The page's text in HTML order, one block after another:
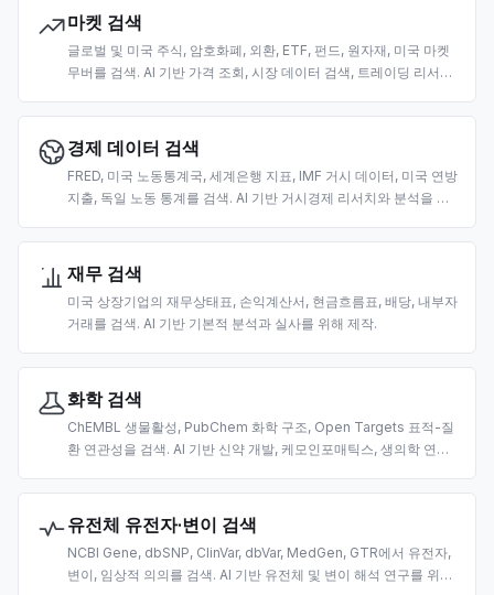
마켓 검색
글로벌 및 미국 주식, 암호화폐, 외환, ETF, 펀드, 원자재, 미국 마켓
무버를 검색. AI 기반 가격 조회, 시장 데이터 검색, 트레이딩 리서치
경제 데이터 검색
FRED, 미국 노동통계국, 세계은행 지표, IMF 거시 데이터, 미국 연방
지출, 독일 노동 통계를 검색. AI 기반 거시경제 리서치와 분석을 위
재무 검색
미국 상장기업의 재무상태표, 손익계산서, 현금흐름표, 배당, 내부자
거래를 검색. AI 기반 기본적 분석과 실사를 위해 제작.
화학 검색
ChEMBL 생물활성, PubChem 화학 구조, Open Targets 표적-질
환 연관성을 검색. AI 기반 신약 개발, 케모인포매틱스, 생의학 연구
유전체 유전자·변이 검색
NCBI Gene, dbSNP, ClinVar, dbVar, MedGen, GTR에서 유전자,
변이, 임상적 의의를 검색. AI 기반 유전체 및 변이 해석 연구를 위해